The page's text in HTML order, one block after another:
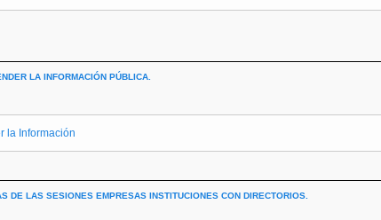
LA INFORMACIÓN PÚBLICA.
la Información
DE LAS SESIONES EMPRESAS INSTITUCIONES CON DIRECTORIOS.